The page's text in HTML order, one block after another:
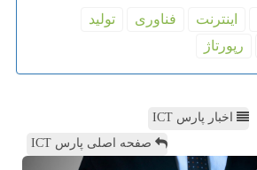
اینترنت فناوری
تولید
رپورتاژ
اخبار پارس ICT
صفحه اصلی پارس ICT